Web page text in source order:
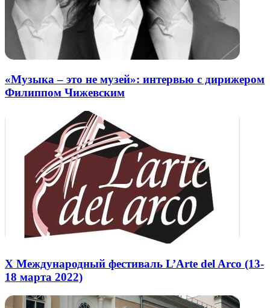
«Музыка – это не музей»: интервью с дирижером
Филиппом Чижевским
X Международный фестиваль L’Arte del Arco (13-
18 марта 2022)